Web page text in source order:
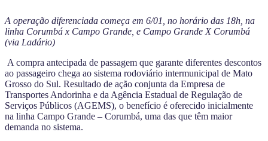
A operação diferenciada começa em 6/01, no horário das 18h, na
linha Corumbá x Campo Grande, e Campo Grande X Corumbá
(via Ladário)
A compra antecipada de passagem que garante diferentes descontos
ao passageiro chega ao sistema rodoviário intermunicipal de Mato
Grosso do Sul. Resultado de ação conjunta da Empresa de
Transportes Andorinha e da Agência Estadual de Regulação de
Serviços Públicos (AGEMS), o benefício é oferecido inicialmente
na linha Campo Grande – Corumbá, uma das que têm maior
demanda no sistema.